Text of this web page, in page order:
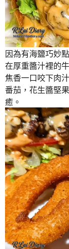
因為有海鹽巧妙
在厚重醬汁裡的
焦香一口咬下肉
番茄，花生醬堅
癒。